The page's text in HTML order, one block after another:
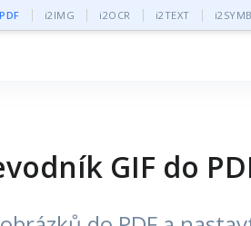
i2IMG i2OCR i2TEXT
GIF do